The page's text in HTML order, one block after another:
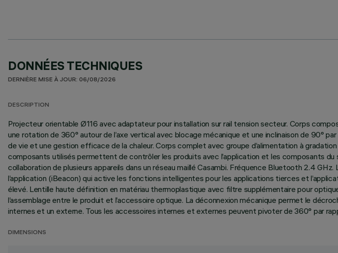
DONNÉES TECHNIQUES
DERNIÈRE MISE À JOUR: 06/08/2026
DESCRIPTION
Projecteur orientable Ø116 avec adaptateur pour installation sur rail tension secteur. Corps
une rotation de 360° autour de l’axe vertical avec blocage mécanique et une inclinaison de 90°
de vie et une gestion efficace de la chaleur. Corps complet avec groupe d’alimentation à
composants utilisés permettent de contrôler les produits avec l’application et les composants
collaboration de plusieurs appareils dans un réseau maillé Casambi. Fréquence Bluetooth 2.4
l’application (iBeacon) qui active les fonctions intelligentes pour les applications tierces et
élevé. Lentille haute définition en matériau thermoplastique avec filtre supplémentaire pour
l’assemblage entre le produit et l’accessoire optique. La déconnexion mécanique permet le
internes et un externe. Tous les accessoires internes et externes peuvent pivoter de 360° par
DIMENSIONS